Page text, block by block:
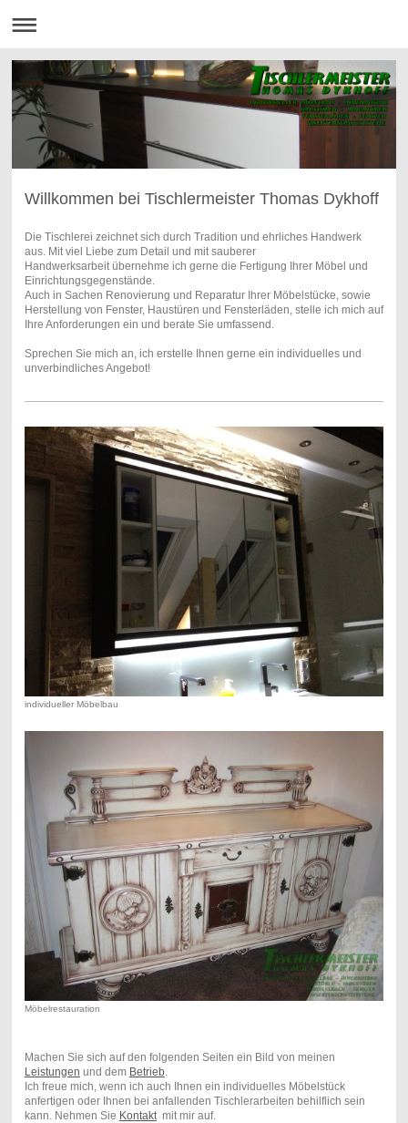
Willkommen bei Tischlermeister Thomas Dykhoff
Die Tischlerei zeichnet sich durch Tradition und ehrliches Handwerk
aus. Mit viel Liebe zum Detail und mit sauberer
Handwerksarbeit übernehme ich gerne die Fertigung Ihrer Möbel und
Einrichtungsgegenstände.
Auch in Sachen Renovierung und Reparatur Ihrer Möbelstücke, sowie
Herstellung von Fenster, Haustüren und Fensterläden, stelle ich mich auf
Ihre Anforderungen ein und berate Sie umfassend.
Sprechen Sie mich an, ich erstelle Ihnen gerne ein individuelles und
unverbindliches Angebot!
individueller Möbelbau
Möbelrestauration
Machen Sie sich auf den folgenden Seiten ein Bild von meinen
Leistungen und dem Betrieb.
Ich freue mich, wenn ich auch Ihnen ein individuelles Möbelstück
anfertigen oder Ihnen bei anfallenden Tischlerarbeiten behilflich sein
kann. Nehmen Sie Kontaktmit mir auf.